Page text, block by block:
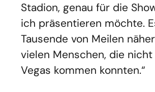
Stadion, genau für die
ich präsentieren möchte.
Tausende von Meilen
vielen Menschen, die nicht
Vegas kommen konnten.“